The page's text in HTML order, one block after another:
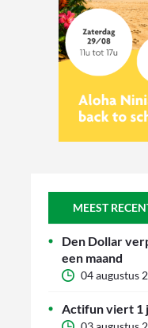
MEEST
Den Dollar
een maand
04 augustus
Actifun viert 1